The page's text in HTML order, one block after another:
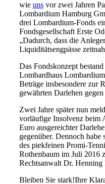
wie unsvor zwei Jahren
Lombardium Hamburg
drei Lombardium-Fonds
Fondsgesellschaft Erste
„Dadurch, dass die
Liquiditätsengpässe
Das Fondskonzept
Lombardhaus
Beträge insbesondere zur
gewährten Darlehen
Zwei Jahre später nun
vorläufige Insolvenz beim
Euro ausgereichter
gegenüber. Dennoch
des piekfeinen Promi-
Rothenbaum im Juli 2016
Rechtsanwalt Dr.
Bleiben Sie stark!Ihre